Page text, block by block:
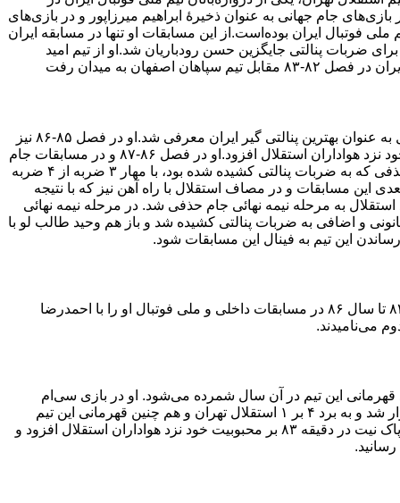
و هم‌چنین جام جهانی ۲۰۰۶ بوده‌است. او در بازی‌های جام جهانی به عنوان ذخیرهٔ ابراهیم میرزاپور و در بازی‌های
فوتبال ایران بوده‌است.از این مسابقات او تنها در مسابقه ایران
از مرحله یک چهارم نهائی جام ملت‌های آسیا و از دقیقه ۱۱۹[۲] و برای ضربات پنالتی جایگزین حسن رودباریان شد.او از تیم امید
به میدان رفت
او در فصل ۸۴-۸۵ لیگ برتر فوتبال ایران با مهار سه ضربه پنالتی در طول فصل به عنوان بهترین پنالتی گیر ایران معرفی شد.او در فصل ۸۵-۸۶ نیز
با مهار ضربه پنالتی مهرزاد معدنچی در دیدار با پرسپولیس تهران بر محبوبیت خود نزد هواداران استقلال افزود.او در فصل ۸۶-۸۷ و در مسابقات جام
حذفی کشور در مسابقه استقلال-ذوب آهن از مرحله یک شانزدهم نهائی جام حذفی که به ضربات پنالتی کشیده شده بود، با مهار ۳ ضربه از ۴ ضربه
این مسابقات و در مصاف استقلال با راه آهن نیز که با نتیجه
با مهار ۳ ضربه پنالتی باعث صعود استقلال به مرحله نیمه نهائی جام حذفی شد. در مرحله نیمه نهائی
تهران و فولاد خوزستان پس از تساوی ۱-۱ در وقت قانونی و اضافی به ضربات پنالتی کشیده شد و باز هم وحید طالب لو با
بسیاری از کارشناسان فوتبال پس از موفقیت دو ساله وحید طالب‌لو از سال ۸۴ تا سال ۸۶ در مسابقات داخلی و ملی فوتبال او را با احمدرضا
می‌نامیدند.
عوامل قهرمانی این تیم در آن سال شمرده می‌شود. او در بازی سی‌ام
استقلال تهران با برق شیراز که در حضور ۱۰۰ هزار هوادار استقلال تهران برگزار شد و به برد ۴ بر ۱ استقلال تهران و هم چنین قهرمانی این تیم
برای اولین بار در لیگ برتر فوتبال ایران منجر شد، با مهار ضربه پنالتی محسن پاک نیت در دقیقه ۸۳ بر محبوبیت خود نزد هواداران استقلال افزود و